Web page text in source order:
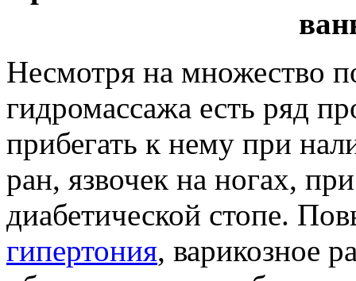
Несмотря на множество
гидромассажа есть ряд
прибегать к нему при
ран, язвочек на ногах,
диабетической стопе.
гипертония, варикозное